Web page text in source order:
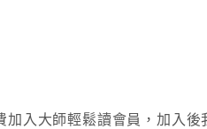
加入大師輕鬆讀會員，加入後